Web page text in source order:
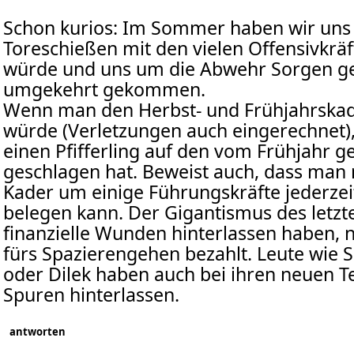
Schon kurios: Im Sommer haben wir
Toreschießen mit den vielen
würde und uns um die Abwehr Sorgen
umgekehrt gekommen.
Wenn man den Herbst- und
würde (Verletzungen auch
einen Pfifferling auf den vom Frühjahr
geschlagen hat. Beweist auch, dass
Kader um einige Führungskräfte
belegen kann. Der Gigantismus des
finanzielle Wunden hinterlassen haben,
fürs Spazierengehen bezahlt. Leute wie
oder Dilek haben auch bei ihren neuen
Spuren hinterlassen.
antworten